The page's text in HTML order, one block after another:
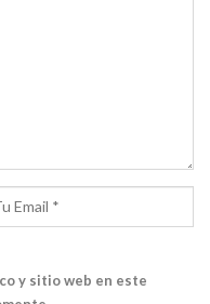
y sitio web en este